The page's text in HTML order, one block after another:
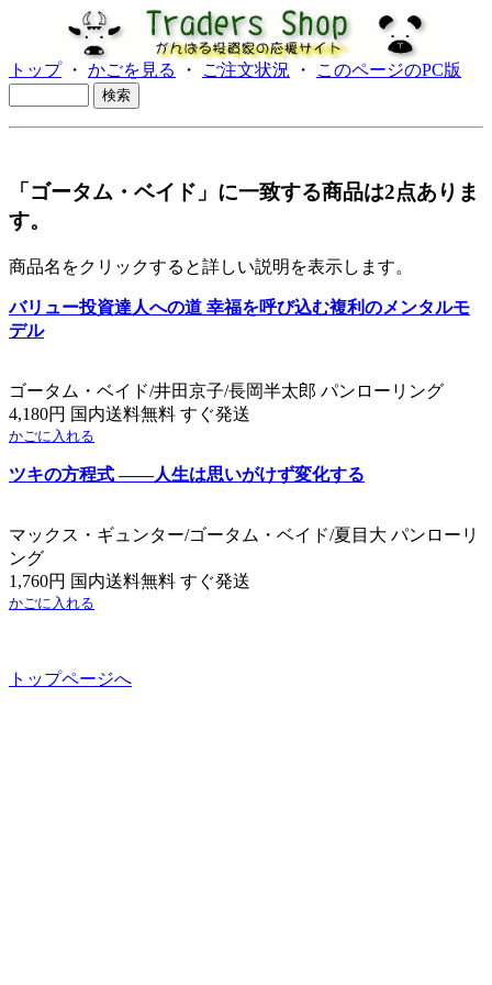
トップ・ かごを見る ・ ご注文状況 ・ このページのPC版
「ゴータム・ベイド」に一致する商品は2点ありま
す。
商品名をクリックすると詳しい説明を表示します。
バリュー投資達人への道 幸福を呼び込む複利のメンタルモ
デル
ゴータム・ベイド/井田京子/長岡半太郎 パンローリング
4,180円 国内送料無料 すぐ発送
かごに入れる
ツキの方程式 ――人生は思いがけず変化する
マックス・ギュンター/ゴータム・ベイド/夏目大 パンローリ
ング
1,760円 国内送料無料 すぐ発送
かごに入れる
トップページへ